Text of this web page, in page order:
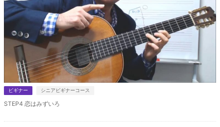
ビギナー シニアビギナーコース
STEP4 恋はみずいろ